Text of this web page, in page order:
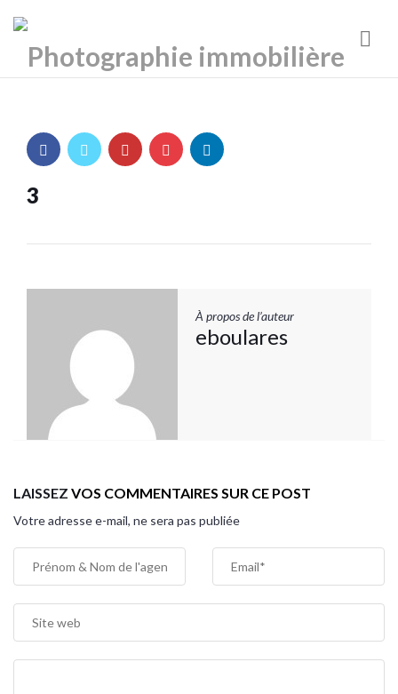
3
À propos de l’auteur
eboulares
LAISSEZ VOS COMMENTAIRES SUR CE POST
Votre adresse e-mail, ne sera pas publiée